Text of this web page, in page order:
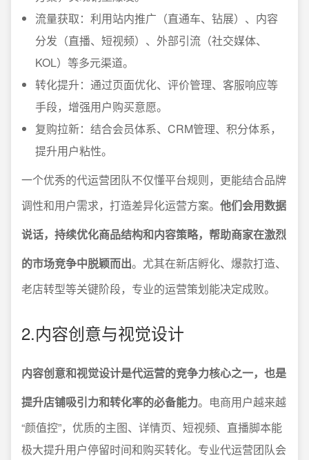
流量获取：利用站内推广（直通车、钻展）、内容
分发（直播、短视频）、外部引流（社交媒体、
KOL）等多元渠道。
转化提升：通过页面优化、评价管理、客服响应等
手段，增强用户购买意愿。
复购拉新：结合会员体系、CRM管理、积分体系，
提升用户粘性。
一个优秀的代运营团队不仅懂平台规则，更能结合品牌
调性和用户需求，打造差异化运营方案。 他们会用数据
说话，持续优化商品结构和内容策略，帮助商家在激烈
的市场竞争中脱颖而出。尤其在新店孵化、爆款打造、
老店转型等关键阶段，专业的运营策划能决定成败。
2.内容创意与视觉设计
内容创意和视觉设计是代运营的竞争力核心之一，也是
提升店铺吸引力和转化率的必备能力。电商用户越来越
“颜值控”，优质的主图、详情页、短视频、直播脚本能
极大提升用户停留时间和购买转化。专业代运营团队会